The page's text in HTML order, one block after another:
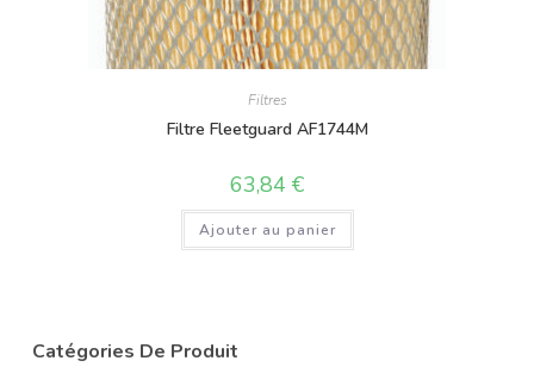
Filtres
Filtre Fleetguard AF1744M
63,84 €
Ajouter au panier
Catégories De Produit